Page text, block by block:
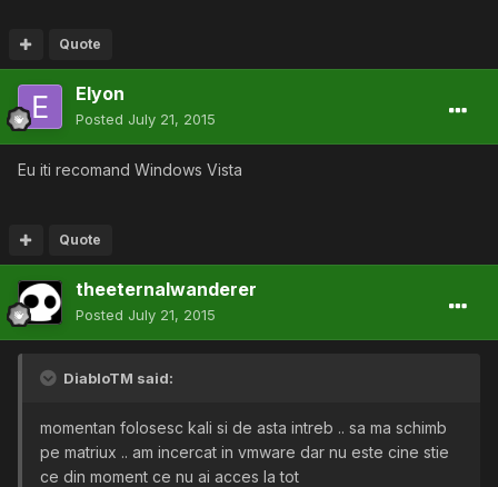
Quote
Elyon
Posted July 21, 2015
Eu iti recomand Windows Vista
Quote
theeternalwanderer
Posted July 21, 2015
DiabloTM said:
momentan folosesc kali si de asta intreb .. sa ma schimb
pe matriux .. am incercat in vmware dar nu este cine stie
ce din moment ce nu ai acces la tot